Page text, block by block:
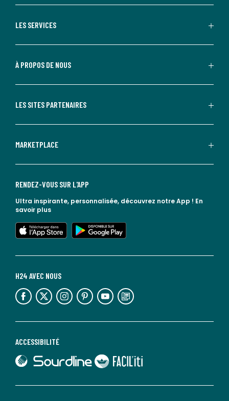
LES SERVICES
À PROPOS DE NOUS
LES SITES PARTENAIRES
MARKETPLACE
ACCESSIBILITÉ
lien vers Sourdline
lien vers Faciliti
H24 AVEC NOUS
lien vers l'espace réseaux sociaux lien vers l'espace réseaux sociaux lien vers l'espace réseaux sociaux lien vers l'espace réseaux sociaux lien vers l'espace réseaux sociaux lien vers le blog la redoute
RENDEZ-VOUS SUR L'APP
Ultra inspirante, personnalisée, découvrez notre App ! En
savoir plus
lien vers l'app store
lien vers google play